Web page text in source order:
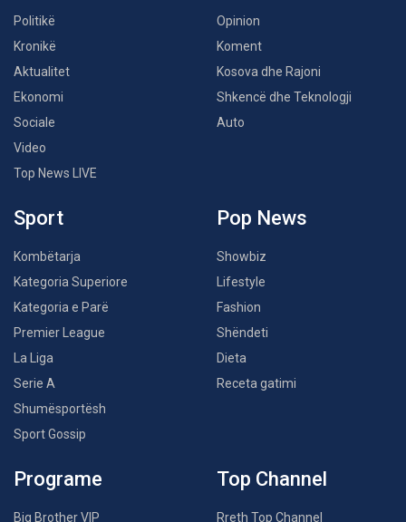
Politikë
Kronikë
Aktualitet
Ekonomi
Sociale
Video
Top News LIVE
Opinion
Koment
Kosova dhe Rajoni
Shkencë dhe Teknologji
Auto
Sport
Kombëtarja
Kategoria Superiore
Kategoria e Parë
Premier League
La Liga
Serie A
Shumësportësh
Sport Gossip
Pop News
Showbiz
Lifestyle
Fashion
Shëndeti
Dieta
Receta gatimi
Programe
Big Brother VIP
Top Channel
Rreth Top Channel